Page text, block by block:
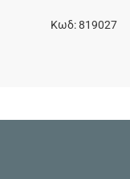
Κωδ: 819027